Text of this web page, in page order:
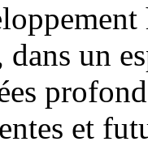
un
et